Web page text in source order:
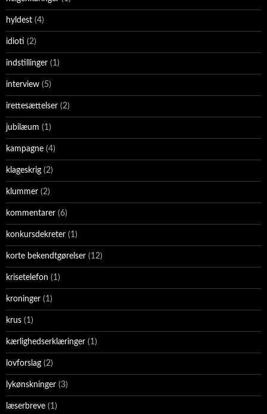
hyldest (4)
idioti (2)
indstillinger (1)
interview (5)
irettesættelser (2)
jubilæum (1)
kampagne (4)
klageskrig (2)
klummer (2)
kommentarer (6)
konkursdekreter (1)
korte bekendtgørelser (12)
krisetelefon (1)
kroninger (1)
krus (1)
kærlighedserklæringer (1)
lovforslag (2)
lykønskninger (3)
læserbreve (1)